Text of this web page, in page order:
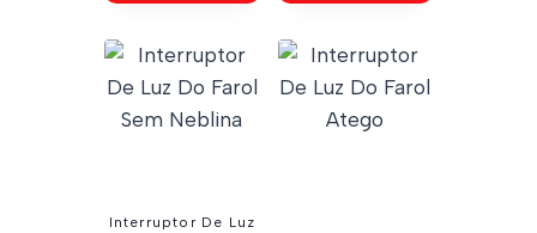
Interruptor De Luz